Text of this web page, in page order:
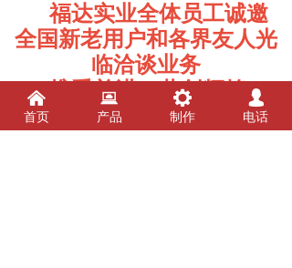
福达实业全体员工诚邀
全国新老用户和各界友人光
临洽谈业务
携手并进，共创辉煌！
낀
首页
뀵
产品
끶
制作
넙
电话